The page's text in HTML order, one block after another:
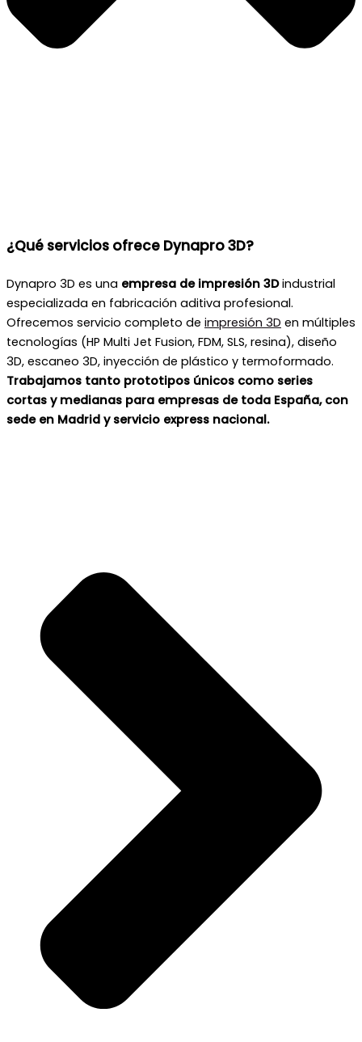
¿Qué servicios ofrece Dynapro 3D?
Dynapro 3D es una empresa de impresión 3Dindustrial
especializada en fabricación aditiva profesional.
Ofrecemos servicio completo de impresión 3D en múltiples
tecnologías (HP Multi Jet Fusion, FDM, SLS, resina), diseño
3D, escaneo 3D, inyección de plástico y termoformado.
Trabajamos tanto prototipos únicos como series
cortas y medianas para empresas de toda España, con
sede en Madrid y servicio express nacional.